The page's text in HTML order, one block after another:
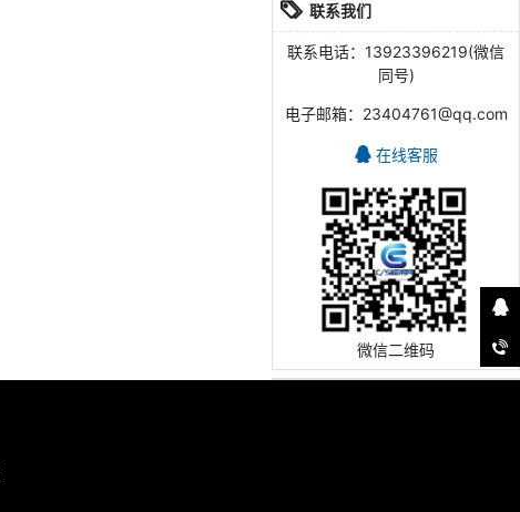
联系我们
联系电话：13923396219(微信
同号)
电子邮箱：23404761@qq.com
在线客服
微信二维码